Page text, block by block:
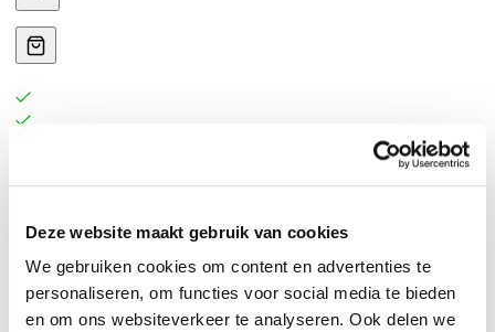
Deze website maakt gebruik van cookies
We gebruiken cookies om content en advertenties te
personaliseren, om functies voor social media te bieden
en om ons websiteverkeer te analyseren. Ook delen we